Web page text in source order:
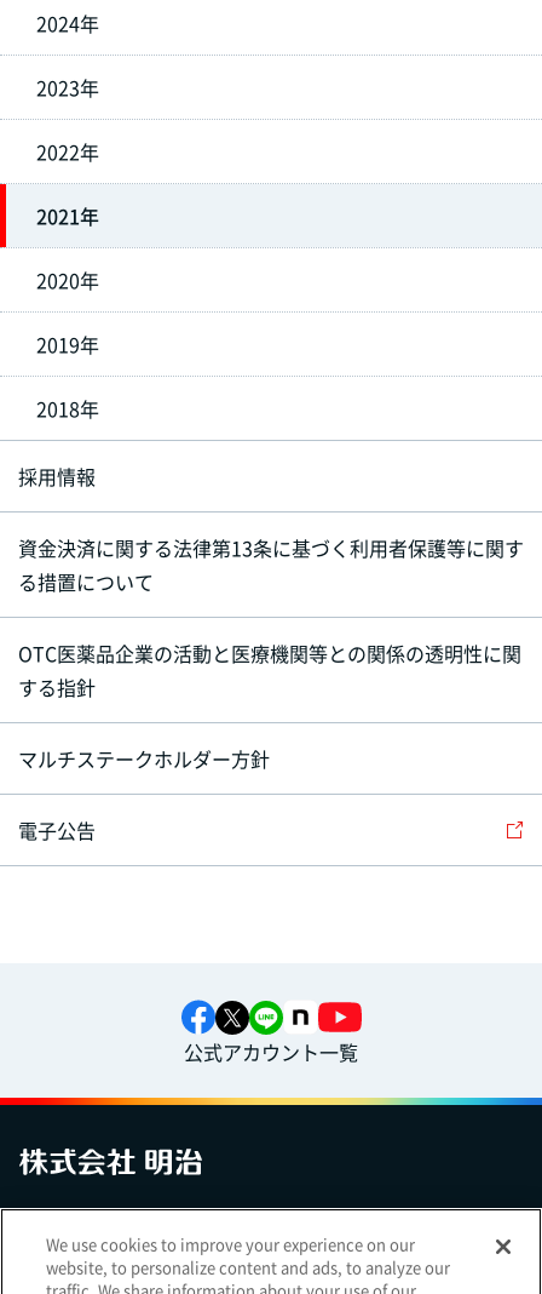
2024年
2023年
2022年
2021年
2020年
2019年
2018年
採用情報
資金決済に関する法律第13条に基づく利用者保護等に関す
る措置について
OTC医薬品企業の活動と医療機関等との関係の透明性に関
する指針
マルチステークホルダー方針
電子公告
公式アカウント一覧
アクセシビリティへの対応方針ご利用規約明治グループのDX
Cookie Settings
We use cookies to improve your experience on our
website, to personalize content and ads, to analyze our